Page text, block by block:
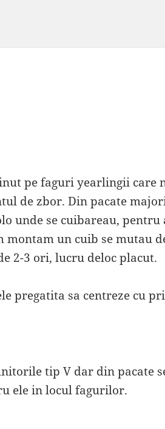
pe faguri yearlingii care
de zbor. Din pacate
unde se cuibareau, pentru
montam un cuib se mutau
2-3 ori, lucru deloc placut.
pregatita sa centreze cu
tip V dar din pacate
ele in locul fagurilor.